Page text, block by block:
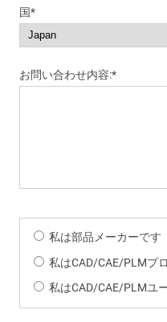
国*
お問い合わせ内容:*
私は部品メーカーです
私はCAD/CAE/PLMプ
私はCAD/CAE/PLMユ